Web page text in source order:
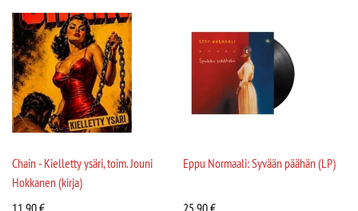
Chain - Kielletty ysäri, toim. Jouni
Hokkanen (kirja)
11,90€
Eppu Normaali: Syvään päähän (LP)
25,90€